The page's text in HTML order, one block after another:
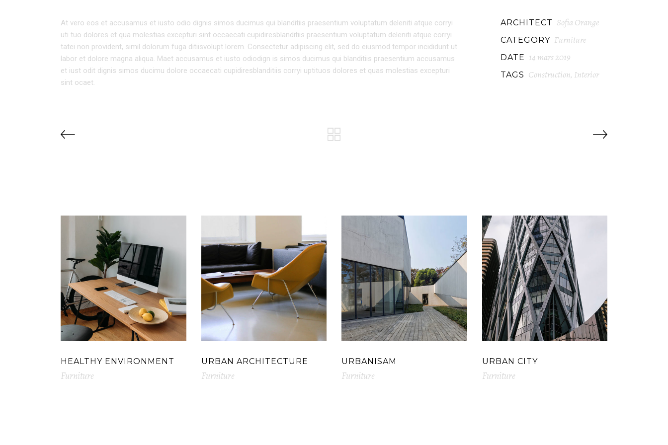
At vero eos et accusamus et iusto odio dignis simos ducimus qui blanditiis praesentium voluptatum deleniti atque corryi
uti tuo dolores et qua molestias excepturi sint occaecati cupidiresblanditiis praesentium voluptatum deleniti atque corryi
tatei non provident, simil dolorum fuga ditiisvolupt lorem. Consectetur adipiscing elit, sed do eiusmod tempor incididunt ut
labor et dolore magna aliqua. Maet accusamus et iusto odiodign is simos ducimus qui blanditiis praesentium accusamus
et iust odit dignis simos ducimu dolore occaecati cupidiresblanditiis corryi uptituos dolores et quas molestias excepturi
sint ocaet.
ARCHITECT Sofia Orange
CATEGORY Furniture
DATE 14 mars 2019
TAGS Construction, Interior
HEALTHY ENVIRONMENT
Furniture
URBAN ARCHITECTURE
Furniture
URBANISAM
Furniture
URBAN CITY
Furniture